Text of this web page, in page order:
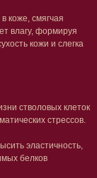
коже, смягчая
влагу, формируя
кожи и слегка
стволовых клеток
стрессов.
эластичность,
белков